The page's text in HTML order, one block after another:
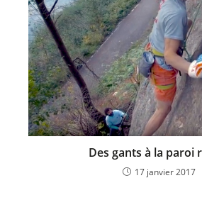
Des gants à la paroi
17 janvier 2017